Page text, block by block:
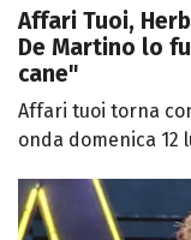
Affari Tuoi,
De Martino lo
cane"
Affari tuoi torna
onda domenica 12